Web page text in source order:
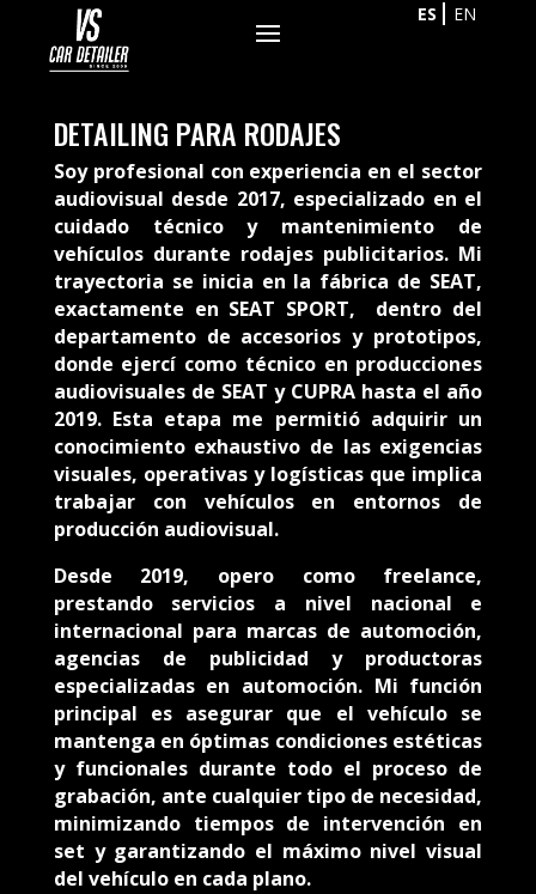
ES EN
DETAILING PARA RODAJES
Soy profesional con experiencia en el sector
audiovisual desde 2017, especializado en el
cuidado técnico y mantenimiento de
vehículos durante rodajes publicitarios. Mi
trayectoria se inicia en la fábrica de SEAT,
exactamente en SEAT SPORT, dentro del
departamento de accesorios y prototipos,
donde ejercí como técnico en producciones
audiovisuales de SEAT y CUPRA hasta el año
2019. Esta etapa me permitió adquirir un
conocimiento exhaustivo de las exigencias
visuales, operativas y logísticas que implica
trabajar con vehículos en entornos de
producción audiovisual.
Desde 2019, opero como freelance,
prestando servicios a nivel nacional e
internacional para marcas de automoción,
agencias de publicidad y productoras
especializadas en automoción. Mi función
principal es asegurar que el vehículo se
mantenga en óptimas condiciones estéticas
y funcionales durante todo el proceso de
grabación, ante cualquier tipo de necesidad,
minimizando tiempos de intervención en
set y garantizando el máximo nivel visual
del vehículo en cada plano.